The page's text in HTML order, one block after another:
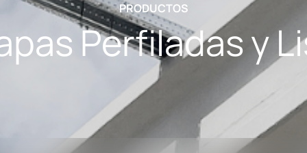
PRODUCTOS
Perfiladas y